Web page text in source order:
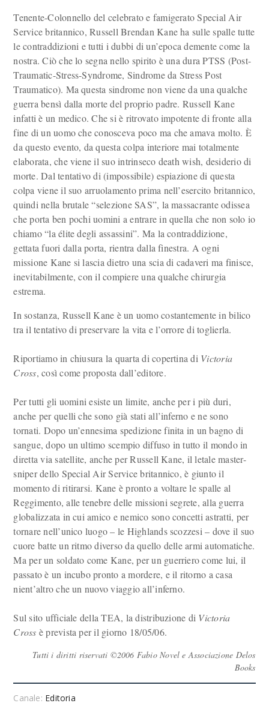
Tenente-Colonnello del celebrato e famigerato Special Air
Service britannico, Russell Brendan Kane ha sulle spalle tutte
le contraddizioni e tutti i dubbi di un’epoca demente come la
nostra. Ciò che lo segna nello spirito è una dura PTSS (Post-
Traumatic-Stress-Syndrome, Sindrome da Stress Post
Traumatico). Ma questa sindrome non viene da una qualche
guerra bensì dalla morte del proprio padre. Russell Kane
infatti è un medico. Che si è ritrovato impotente di fronte alla
fine di un uomo che conosceva poco ma che amava molto. È
da questo evento, da questa colpa interiore mai totalmente
elaborata, che viene il suo intrinseco death wish, desiderio di
morte. Dal tentativo di (impossibile) espiazione di questa
colpa viene il suo arruolamento prima nell’esercito britannico,
quindi nella brutale “selezione SAS”, la massacrante odissea
che porta ben pochi uomini a entrare in quella che non solo io
chiamo “la élite degli assassini”. Ma la contraddizione,
gettata fuori dalla porta, rientra dalla finestra. A ogni
missione Kane si lascia dietro una scia di cadaveri ma finisce,
inevitabilmente, con il compiere una qualche chirurgia
estrema.
In sostanza, Russell Kane è un uomo costantemente in bilico
tra il tentativo di preservare la vita e l’orrore di toglierla.
Riportiamo in chiusura la quarta di copertina di Victoria
Cross, così come proposta dall’editore.
Per tutti gli uomini esiste un limite, anche per i più duri,
anche per quelli che sono già stati all’inferno e ne sono
tornati. Dopo un’ennesima spedizione finita in un bagno di
sangue, dopo un ultimo scempio diffuso in tutto il mondo in
diretta via satellite, anche per Russell Kane, il letale master-
sniper dello Special Air Service britannico, è giunto il
momento di ritirarsi. Kane è pronto a voltare le spalle al
Reggimento, alle tenebre delle missioni segrete, alla guerra
globalizzata in cui amico e nemico sono concetti astratti, per
tornare nell’unico luogo – le Highlands scozzesi – dove il suo
cuore batte un ritmo diverso da quello delle armi automatiche.
Ma per un soldato come Kane, per un guerriero come lui, il
passato è un incubo pronto a mordere, e il ritorno a casa
nient’altro che un nuovo viaggio all’inferno.
Sul sito ufficiale della TEA, la distribuzione di Victoria
Cross è prevista per il giorno 18/05/06.
Tutti i diritti riservati ©2006 Fabio Novel e Associazione Delos
Books
Canale: Editoria